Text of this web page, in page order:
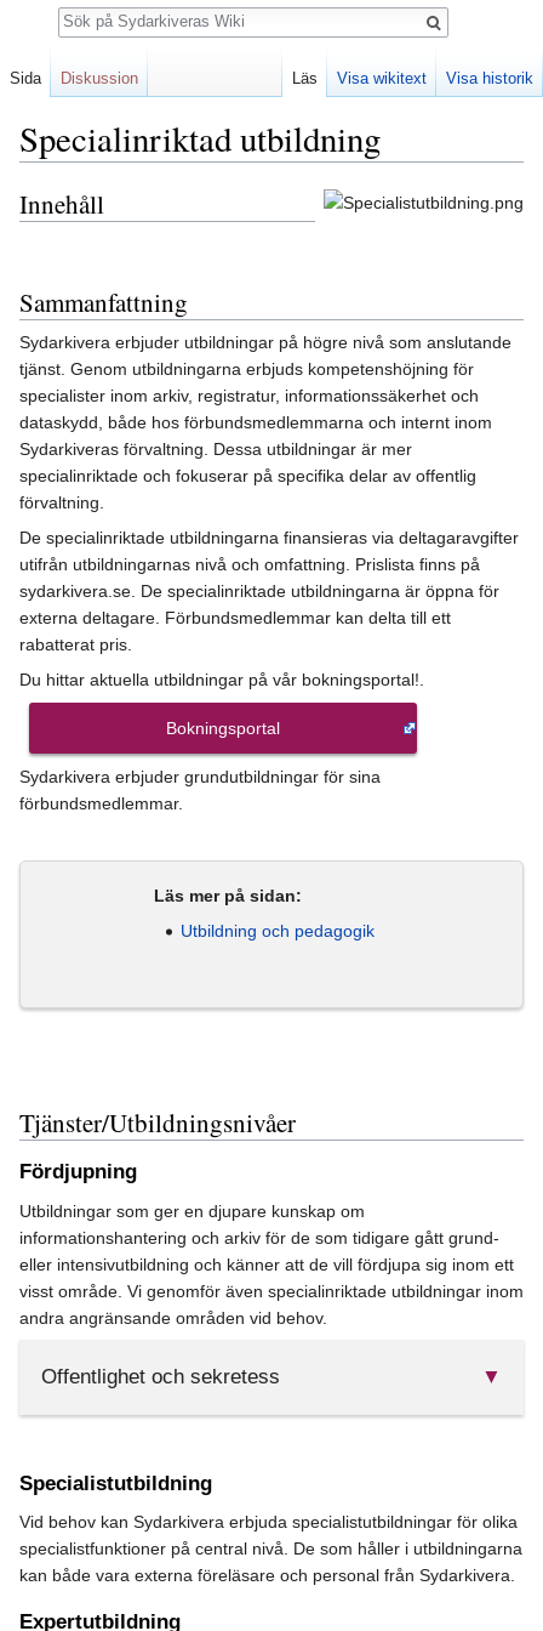
Specialinriktad utbildning
Hoppa
till
Hoppa
till
Innehåll
Sammanfattning
Sydarkivera erbjuder utbildningar på högre nivå som anslutande
tjänst. Genom utbildningarna erbjuds kompetenshöjning för
specialister inom arkiv, registratur, informationssäkerhet och
dataskydd, både hos förbundsmedlemmarna och internt inom
Sydarkiveras förvaltning. Dessa utbildningar är mer
specialinriktade och fokuserar på specifika delar av offentlig
förvaltning.
De specialinriktade utbildningarna finansieras via deltagaravgifter
utifrån utbildningarnas nivå och omfattning. Prislista finns på
sydarkivera.se. De specialinriktade utbildningarna är öppna för
externa deltagare. Förbundsmedlemmar kan delta till ett
rabatterat pris.
Du hittar aktuella utbildningar på vår bokningsportal!.
Bokningsportal
Sydarkivera erbjuder grundutbildningar för sina
förbundsmedlemmar.
Läs mer på sidan:
Utbildning och pedagogik
Tjänster/Utbildningsnivåer
Fördjupning
Utbildningar som ger en djupare kunskap om
informationshantering och arkiv för de som tidigare gått grund-
eller intensivutbildning och känner att de vill fördjupa sig inom ett
visst område. Vi genomför även specialinriktade utbildningar inom
andra angränsande områden vid behov.
Offentlighet och sekretess ▼
Offentlighetsprincipen är en grundpelare i vårt demokratiska
samhälle. Hur påverkar den dig i din vardag? Det är viktigt att du
som jobbar i en offentlig verksamhet är insatt i reglerna kring
offentlighet och sekretess. Välkommen på en utbildningsdag där
du lär dig mer om vad som är en allmän handling och hur man
Specialistutbildning
Vid behov kan Sydarkivera erbjuda specialistutbildningar för olika
specialistfunktioner på central nivå. De som håller i utbildningarna
kan både vara externa föreläsare och personal från Sydarkivera.
Expertutbildning
Sida Diskussion Läs Visa wikitext Visa historik